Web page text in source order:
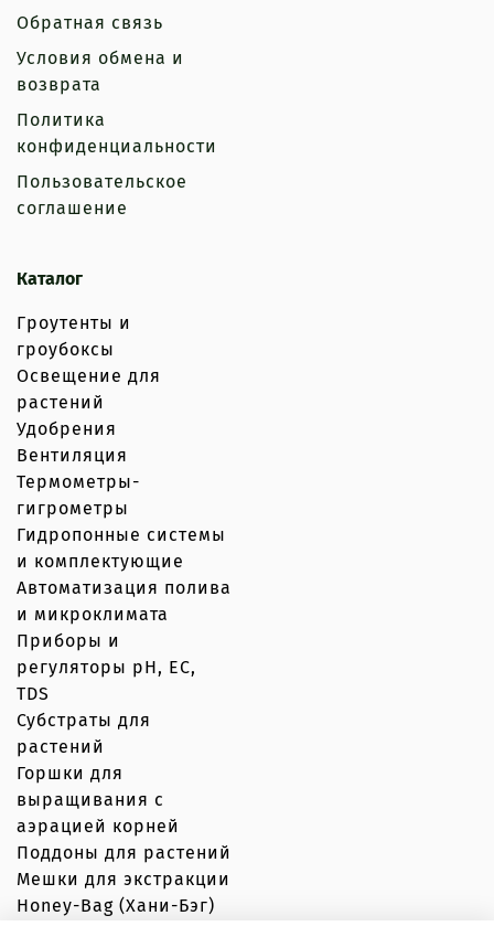
Обратная связь
Условия обмена и
возврата
Политика
конфиденциальности
Пользовательское
соглашение
Каталог
Гроутенты и
гроубоксы
Освещение для
растений
Удобрения
Вентиляция
Термометры-
гигрометры
Гидропонные системы
и комплектующие
Автоматизация полива
и микроклимата
Приборы и
регуляторы рН, EC,
TDS
Субстраты для
растений
Горшки для
выращивания с
аэрацией корней
Поддоны для растений
Мешки для экстракции
Honey-Bag (Хани-Бэг)